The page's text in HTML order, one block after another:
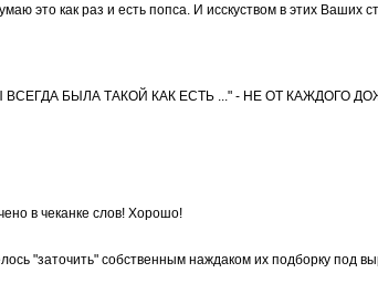
это как раз и есть попса. И исскуством в этих Ваших
БЫЛА ТАКОЙ КАК ЕСТЬ ..." - НЕ ОТ КАЖДОГО
в чеканке слов! Хорошо!
"заточить" собственным наждаком их подборку под